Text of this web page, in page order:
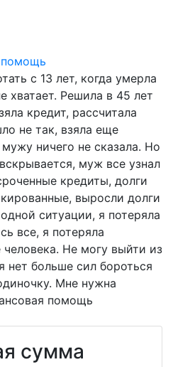
с 13 лет, когда умерла
хватает. Решила в 45 лет
кредит, рассчитала
не так, взяла еще
ничего не сказала. Но
муж все узнал
кредиты, долги
выросли долги
ситуации, я потеряла
все, я потеряла
человека. Не могу выйти из
нет больше сил бороться
Мне нужна
помощь
сумма